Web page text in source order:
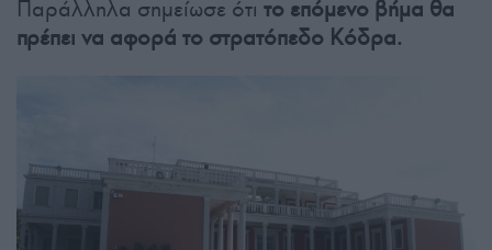
Παράλληλα σημείωσε ότι το επόμενο βήμα θα
πρέπει να αφορά το στρατόπεδο Κόδρα.